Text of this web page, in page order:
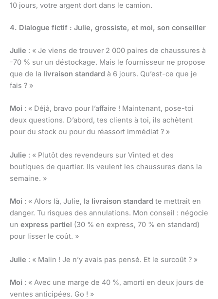
10 jours, votre argent dort dans le camion.
4. Dialogue fictif : Julie, grossiste, et moi, son conseiller
Julie : « Je viens de trouver 2 000 paires de chaussures à
-70 % sur un déstockage. Mais le fournisseur ne propose
que de la livraison standard à 6 jours. Qu’est-ce que je
fais ? »
Moi : « Déjà, bravo pour l’affaire ! Maintenant, pose-toi
deux questions. D’abord, tes clients à toi, ils achètent
pour du stock ou pour du réassort immédiat ? »
Julie : « Plutôt des revendeurs sur Vinted et des
boutiques de quartier. Ils veulent les chaussures dans la
semaine. »
Moi : « Alors là, Julie, la livraison standard te mettrait en
danger. Tu risques des annulations. Mon conseil : négocie
un express partiel (30 % en express, 70 % en standard)
pour lisser le coût. »
Julie : « Malin ! Je n’y avais pas pensé. Et le surcoût ? »
Moi : « Avec une marge de 40 %, amorti en deux jours de
ventes anticipées. Go ! »